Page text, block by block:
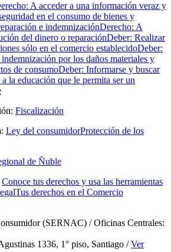
A acceder a una información veraz y
en el consumo de bienes y
e indemnizaciónDerecho: A
del dinero o reparaciónDeber: Realizar
sólo en el comercio establecidoDeber:
por los daños materiales y
de consumoDeber: Informarse y buscar
la educación que le permita ser un
Fiscalización
Ley del consumidorProtección de los
de Ñuble
Conoce tus derechos y usa las herramientas
Tus derechos en el Comercio
(SERNAC) / Oficinas Centrales:
1336, 1° piso, Santiago /Ver